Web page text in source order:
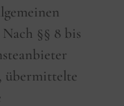
§§ 8 bis
übermittelte